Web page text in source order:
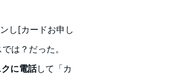
し[カードお申し
は？だった。
に電話して「カ